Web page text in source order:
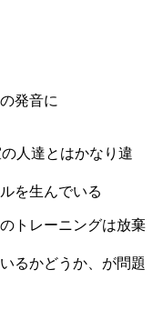
発音に
人達とはかなり違
を生んでいる
トレーニングは放棄
るかどうか、が問題